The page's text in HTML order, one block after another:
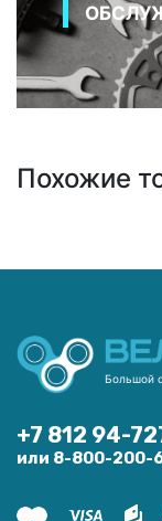
Похожие
Большой
+7 812 94-
или 8-800-200-